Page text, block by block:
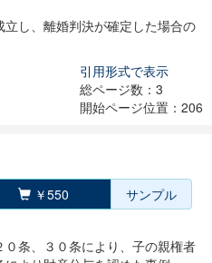
し、離婚判決が確定した場合の
引用形式で表示
総ページ数：3
開始ページ位置：206
￥550 サンプル
条、３０条により、子の親権者